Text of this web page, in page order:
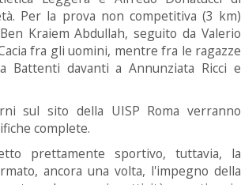
Per la prova non competitiva (3 km)
Kraiem Abdullah, seguito da Valerio
fra gli uomini, mentre fra le ragazze
Battenti davanti a Annunziata Ricci e
sul sito della UISP Roma verranno
complete.
prettamente sportivo, tuttavia, la
ancora una volta, l'impegno della